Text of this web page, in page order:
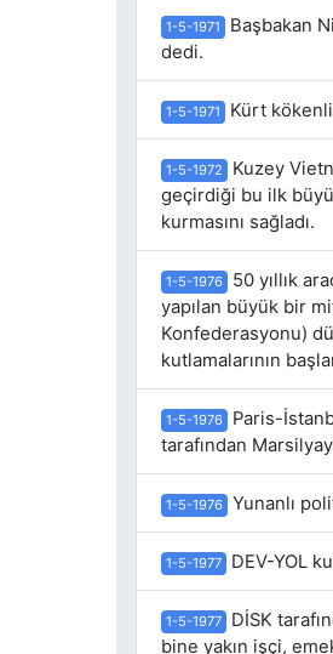
1-5-1971
Başbakan
dedi.
1-5-1971 Kürt
1-5-1972
Kuzey
geçirdiği bu ilk
kurmasını sağladı.
1-5-1976
50 yıllık
yapılan büyük bir
Konfederasyonu)
kutlamalarının
1-5-1976
Paris-
tarafından
1-5-1976 Yunanlı
1-5-1977 DEV-YOL
1-5-1977
DİSK
bine yakın işçi,